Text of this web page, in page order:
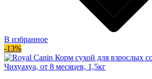
В избранное
-13%